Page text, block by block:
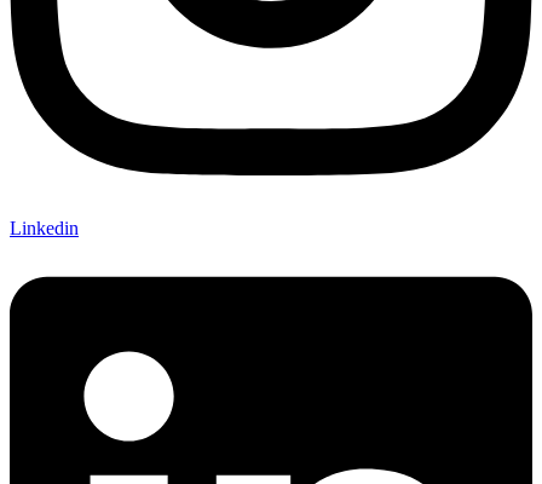
Linkedin